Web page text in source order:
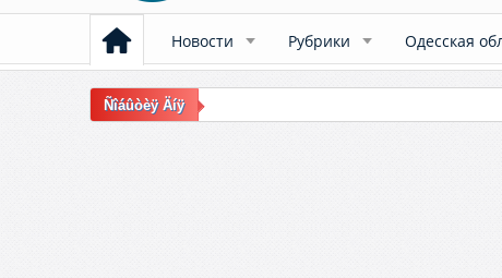
Новости Рубрики Одесская
Ñîáûòèÿ Äíÿ